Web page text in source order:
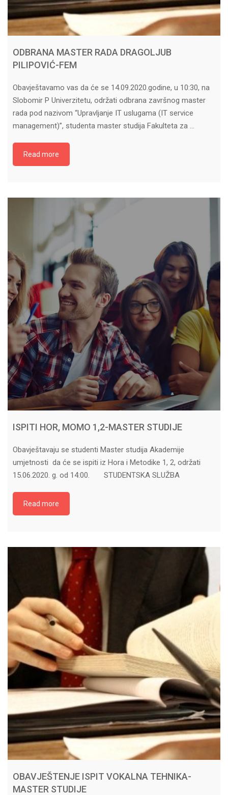
ODBRANA MASTER RADA DRAGOLJUB
PILIPOVIĆ-FEM
Obavještavamo vas da će se 14.09.2020.godine, u 10:30, na
Slobomir P Univerzitetu, održati odbrana završnog master
rada pod nazivom “Upravljanje IT uslugama (IT service
management)”, studenta master studija Fakulteta za …
Read more
ISPITI HOR, MOMO 1,2-MASTER STUDIJE
Obavještavaju se studenti Master studija Akademije
umjetnosti da će se ispiti iz Hora i Metodike 1, 2, održati
15.06.2020. g. od 14:00. STUDENTSKA SLUŽBA
Read more
OBAVJEŠTENJE ISPIT VOKALNA TEHNIKA-
MASTER STUDIJE